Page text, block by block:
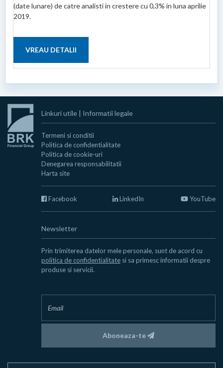
(date lunare) de catre analisti in crestere cu 0,3% in luna aprilie
2019.
VREAU DETALII
Linkuri utile | Informatii legale
Termeni si conditii
Politica de confidentialitate
Politica de cookie-uri
Denegarea responsabilitatii
Harta site
Facebook LinkedIn YouTube
Newsletter
Prin trimiterea datelor mele personale, sunt de acord cu
politica de confidentialitate si sa primesc informatii despre
produse si servicii.
Aboneaza-te